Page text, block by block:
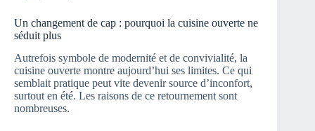
Un changement de cap : pourquoi la cuisine ouverte ne
séduit plus
Autrefois symbole de modernité et de convivialité, la
cuisine ouverte montre aujourd’hui ses limites. Ce qui
semblait pratique peut vite devenir source d’inconfort,
surtout en été. Les raisons de ce retournement sont
nombreuses.